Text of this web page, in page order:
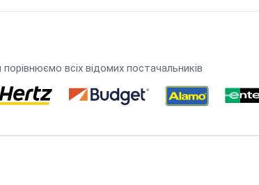
всіх відомих постачальників